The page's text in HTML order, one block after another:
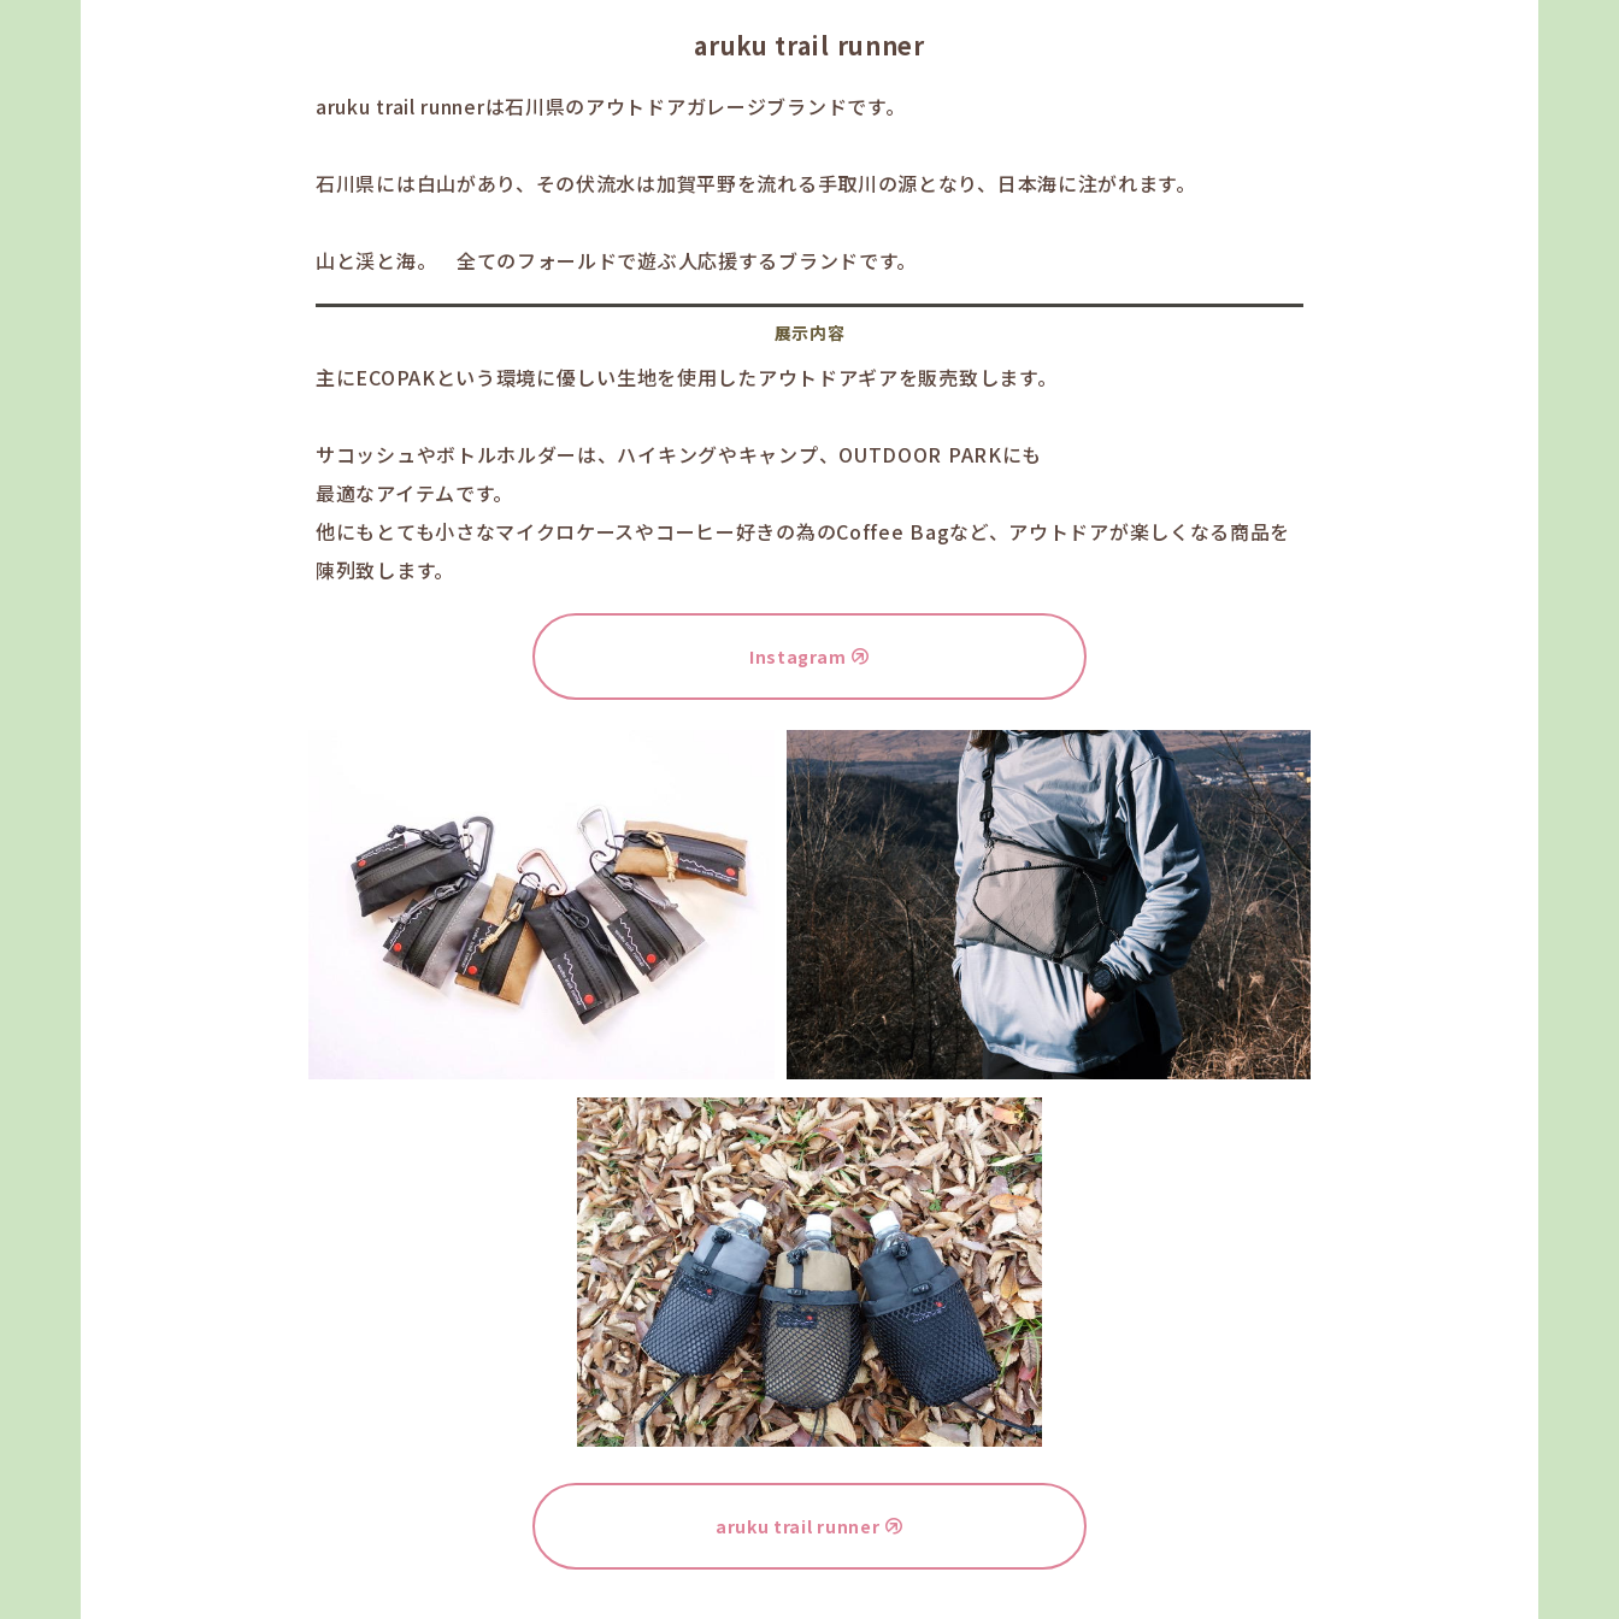
aruku trail runner
aruku trail runnerは石川県のアウトドアガレージブランドです。
石川県には白山があり、その伏流水は加賀平野を流れる手取川の源となり、日本海に注がれます。
山と渓と海。 全てのフォールドで遊ぶ人応援するブランドです。
主にECOPAKという環境に優しい生地を使用したアウトドアギアを販売致します。
サコッシュやボトルホルダーは、ハイキングやキャンプ、OUTDOOR PARKにも
最適なアイテムです。
他にもとても小さなマイクロケースやコーヒー好きの為のCoffee Bagなど、アウトドアが楽しくなる商品を
陳列致します。
Instagram
aruku trail runner